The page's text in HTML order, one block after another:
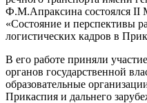
Ф.М.Апраксина состоялся II
«Состояние и перспективы
логистических кадров в
В его работе приняли
органов государственной
образовательные
Прикаспия и дальнего